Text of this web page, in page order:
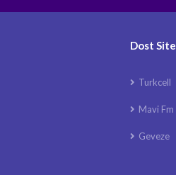
Dost
Turkcell
Mavi Fm
Geveze